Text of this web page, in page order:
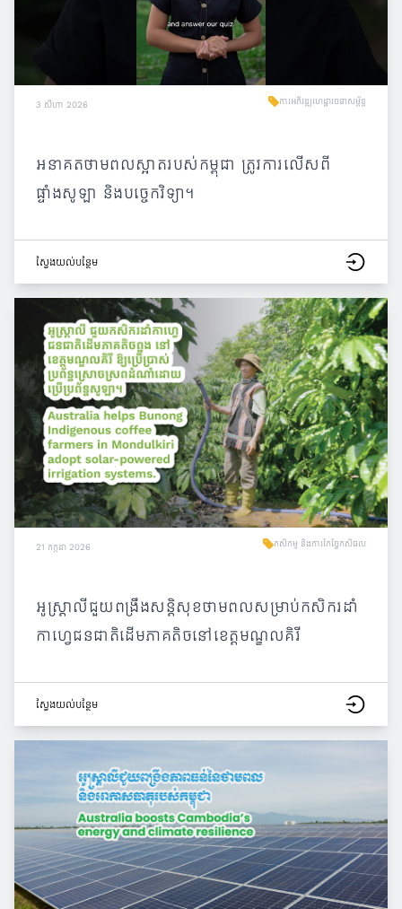
3 សីហា 2026 ការអភិវឌ្ឍហេដ្ឋារចនាសម្ព័ន្ធ
អនាគតថាមពលស្អាតរបស់កម្ពុជា ត្រូវការលើសពី
ផ្ទាំងសូឡា និងបច្ចេកវិទ្យា។
ស្វែង​យល់​បន្ថែម
21 កក្កដា 2026 កសិកម្ម និងការកែច្នៃកសិផល
អូស្ត្រាលីជួយពង្រឹងសន្តិសុខថាមពលសម្រាប់កសិករដាំ
កាហ្វេជនជាតិដើមភាគតិចនៅខេត្តមណ្ឌលគិរី
ស្វែង​យល់​បន្ថែម